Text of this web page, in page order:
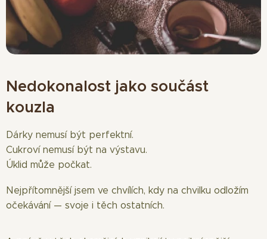
Nedokonalost jako součást
kouzla
Dárky nemusí být perfektní.
Cukroví nemusí být na výstavu.
Úklid může počkat.
Nejpřítomnější jsem ve chvílích, kdy na chvilku odložím
očekávání — svoje i těch ostatních.